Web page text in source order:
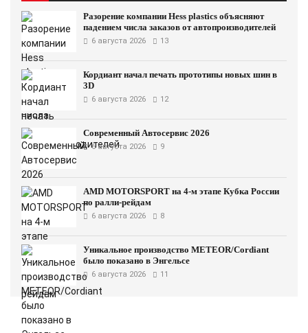
Разорение компании Hess plastics объясняют
падением числа заказов от автопроизводителей
6 августа 2026 13
Кордиант начал печать прототипы новых шин в
3D
6 августа 2026 12
Современный Автосервис 2026
6 августа 2026 9
AMD MOTORSPORT на 4-м этапе Кубка России
по ралли-рейдам
6 августа 2026 8
Уникальное производство METEOR/Cordiant
было показано в Энгельсе
6 августа 2026 11